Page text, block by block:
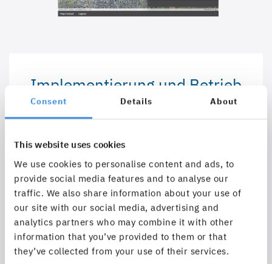
Consent Details About
This website uses cookies
We use cookies to personalise content and ads, to
provide social media features and to analyse our
traffic. We also share information about your use of
our site with our social media, advertising and
analytics partners who may combine it with other
information that you’ve provided to them or that
they’ve collected from your use of their services.
Implementierung und Betrieb
von kundenspezifischen
Netzinformationssystemen
Realisierung nutzerorientierter und effektiver
Informationssysteme unter Einbeziehung von
UCD- und UX-Methoden
Fokus auf die Gewährleistung der
Betriebssicherheit und Nachhaltigkeit